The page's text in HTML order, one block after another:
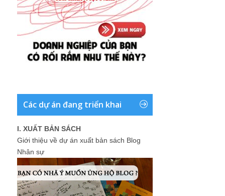
Các dự án đang triển khai
I. XUẤT BẢN SÁCH
Giới thiệu về dự án xuất bản sách Blog
Nhân sự